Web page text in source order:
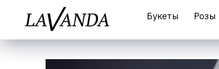
Букеты Розы